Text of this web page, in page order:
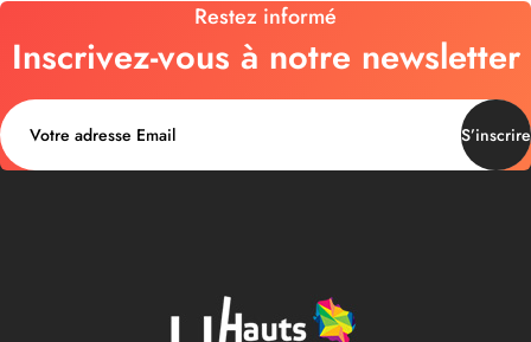
Restez informé
Inscrivez-vous à notre newsletter
S’inscrire